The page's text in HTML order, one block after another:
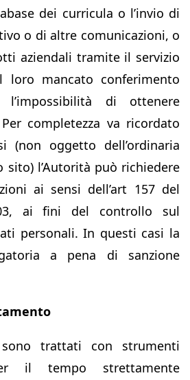
dei curricula o l’invio di
o di altre comunicazioni, o
aziendali tramite il servizio
loro mancato conferimento
l’impossibilità di ottenere
completezza va ricordato
(non oggetto dell’ordinaria
sito) l’Autorità può richiedere
ai sensi dell’art 157 del
ai fini del controllo sul
personali. In questi casi la
a pena di sanzione
trattati con strumenti
il tempo strettamente